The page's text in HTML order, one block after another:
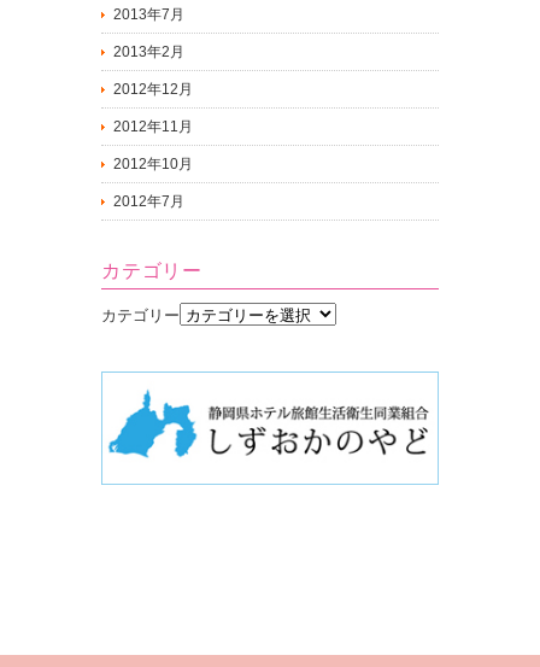
2013年7月
2013年2月
2012年12月
2012年11月
2012年10月
2012年7月
カテゴリー
カテゴリー